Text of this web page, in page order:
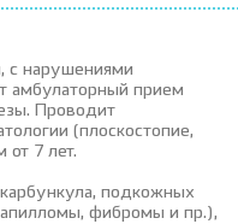
с нарушениями
амбулаторный прием
Проводит
(плоскостопие,
от 7 лет.
подкожных
фибромы и пр.),